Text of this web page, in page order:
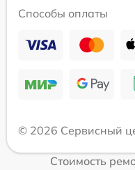
Способы оплаты
© 2026 Сервисный
Стоимость